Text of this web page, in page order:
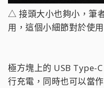
△ 接頭大小也夠小，筆
用，這個小細節對於使
極方塊上的 USB Type-
行充電，同時也可以當